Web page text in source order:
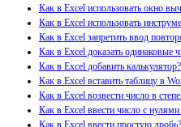
Как в Excel использовать окно
Как в Excel использовать
Как в Excel запретить ввод
Как в Excel доказать одинаковые
Как в Excel добавить калькулятор?
Как в Excel вставить таблицу в
Как в Excel возвести число в
Как в Excel ввести число с нулями
Как в Excel ввести простую дробь?